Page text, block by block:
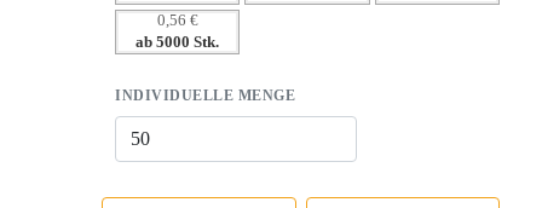
0,56 €
ab 5000 Stk.
INDIVIDUELLE MENGE